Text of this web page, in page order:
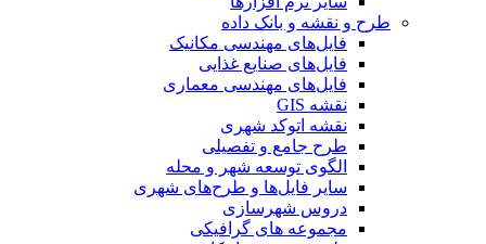
طرح و نقشه و بانک داده
فایل‌های مهندسی مکانیک
فایل‌های صنایع غذایی
فایل‌های مهندسی معماری
نقشه GIS
نقشه اتوکد شهری
طرح جامع و تفصیلی
الگوی توسعه شهر و محله
سایر فایل‌ها و طرح‌های شهری
دروس شهرسازی
مجموعه های گرافیکی